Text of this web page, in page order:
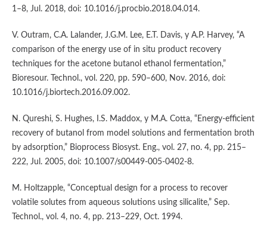
1–8, Jul. 2018, doi: 10.1016/j.procbio.2018.04.014.
V. Outram, C.A. Lalander, J.G.M. Lee, E.T. Davis, y A.P. Harvey, “A
comparison of the energy use of in situ product recovery
techniques for the acetone butanol ethanol fermentation,”
Bioresour. Technol., vol. 220, pp. 590–600, Nov. 2016, doi:
10.1016/j.biortech.2016.09.002.
N. Qureshi, S. Hughes, I.S. Maddox, y M.A. Cotta, “Energy-efficient
recovery of butanol from model solutions and fermentation broth
by adsorption,” Bioprocess Biosyst. Eng., vol. 27, no. 4, pp. 215–
222, Jul. 2005, doi: 10.1007/s00449-005-0402-8.
M. Holtzapple, “Conceptual design for a process to recover
volatile solutes from aqueous solutions using silicalite,” Sep.
Technol., vol. 4, no. 4, pp. 213–229, Oct. 1994.